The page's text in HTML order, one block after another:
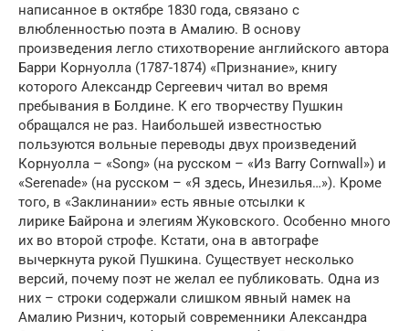
написанное в октябре 1830 года, связано с
влюбленностью поэта в Амалию. В основу
произведения легло стихотворение английского автора
Барри Корнуолла (1787-1874) «Признание», книгу
которого Александр Сергеевич читал во время
пребывания в Болдине. К его творчеству Пушкин
обращался не раз. Наибольшей известностью
пользуются вольные переводы двух произведений
Корнуолла – «Song» (на русском – «Из Barry Cornwall») и
«Serenade» (на русском – «Я здесь, Инезилья…»). Кроме
того, в «Заклинании» есть явные отсылки к
лирике Байрона и элегиям Жуковского. Особенно много
их во второй строфе. Кстати, она в автографе
вычеркнута рукой Пушкина. Существует несколько
версий, почему поэт не желал ее публиковать. Одна из
них – строки содержали слишком явный намек на
Амалию Ризнич, который современники Александра